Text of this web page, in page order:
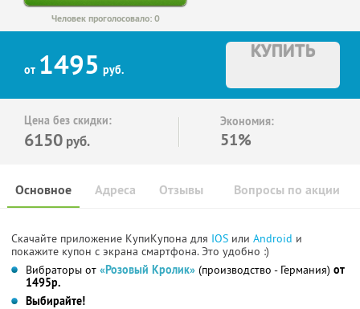
Человек проголосовало: 0
от 1495 руб.
КУПИТЬ
Цена без скидки:
6150 руб.
Экономия:
51%
Основное Отзывы Вопросы по акции
Адреса
Скачайте приложение КупиКупона для IOS или Android и
покажите купон с экрана смартфона. Это удобно :)
Вибраторы от «Розовый Кролик» (производство - Германия) от
1495р.
Выбирайте!